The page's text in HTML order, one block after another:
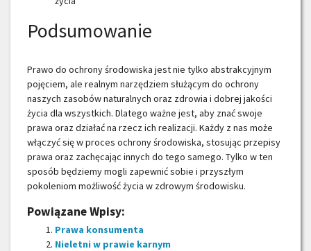
Podsumowanie
Prawo do ochrony środowiska jest nie tylko abstrakcyjnym
pojęciem, ale realnym narzędziem służącym do ochrony
naszych zasobów naturalnych oraz zdrowia i dobrej jakości
życia dla wszystkich. Dlatego ważne jest, aby znać swoje
prawa oraz działać na rzecz ich realizacji. Każdy z nas może
włączyć się w proces ochrony środowiska, stosując przepisy
prawa oraz zachęcając innych do tego samego. Tylko w ten
sposób będziemy mogli zapewnić sobie i przyszłym
pokoleniom możliwość życia w zdrowym środowisku.
Powiązane Wpisy:
Prawa konsumenta
Nieletni w prawie karnym